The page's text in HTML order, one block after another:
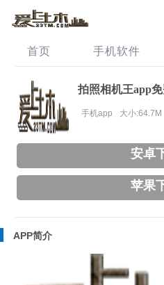
首页 手机软件
拍照相机王app
手机app 大小:64.7M
安卓
苹果
APP简介